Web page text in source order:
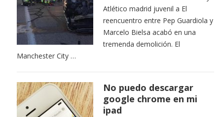
Atlético madrid juvenil a El
reencuentro entre Pep Guardiola y
Marcelo Bielsa acabó en una
tremenda demolición. El
Manchester City …
No puedo descargar
google chrome en mi
ipad